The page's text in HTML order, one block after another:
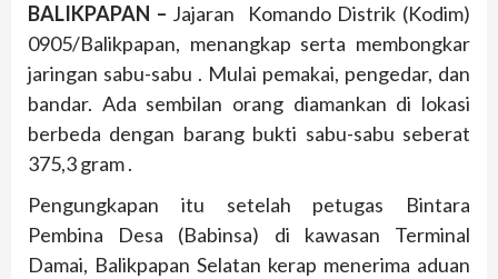
BALIKPAPAN – Jajaran Komando Distrik (Kodim)
0905/Balikpapan, menangkap serta membongkar
jaringan sabu-sabu . Mulai pemakai, pengedar, dan
bandar. Ada sembilan orang diamankan di lokasi
berbeda dengan barang bukti sabu-sabu seberat
375,3 gram .
Pengungkapan itu setelah petugas Bintara
Pembina Desa (Babinsa) di kawasan Terminal
Damai, Balikpapan Selatan kerap menerima aduan